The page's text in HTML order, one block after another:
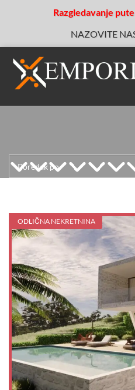
Razgledavanje
NAZOVITE
ODLIČNA NEKRETNINA